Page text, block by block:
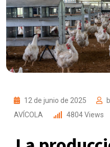
12 de junio de 2025
AVÍCOLA
4804Views